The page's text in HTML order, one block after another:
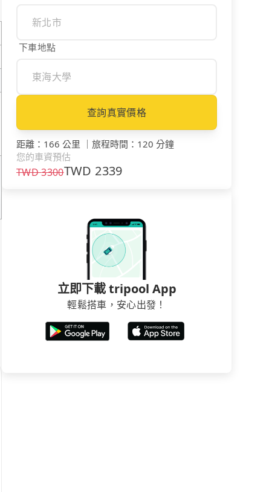
下車地點
查詢真實價格
距離 ： 166 公里 ｜ 旅程時間 ： 120 分鐘
您的車資預估
TWD3300TWD 2339
立即下載 tripool App
輕鬆搭車，安心出發！